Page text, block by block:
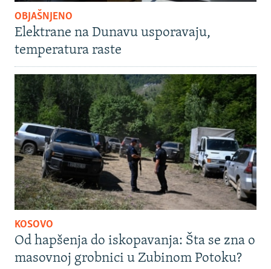
OBJAŠNJENO
Elektrane na Dunavu usporavaju,
temperatura raste
KOSOVO
Od hapšenja do iskopavanja: Šta se zna o
masovnoj grobnici u Zubinom Potoku?